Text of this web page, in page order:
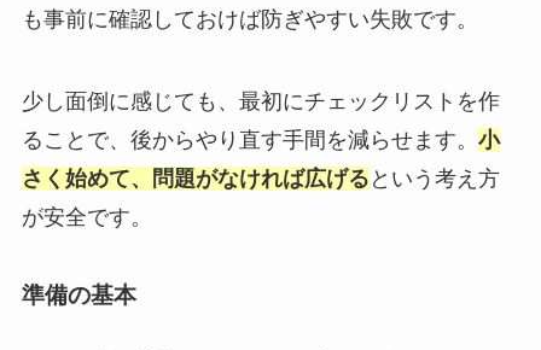
も事前に確認しておけば防ぎやすい失敗です。
少し面倒に感じても、最初にチェックリストを作
ることで、後からやり直す手間を減らせます。 小
さく始めて、問題がなければ広げる という考え方
が安全です。
準備の基本